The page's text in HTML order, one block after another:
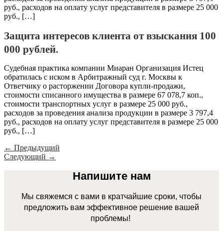
руб., расходов на оплату услуг представителя в размере 25 000
руб., […]
Защита интересов клиента от взыскания 100
000 рублей.
Судебная практика компании Миаран Организация Истец
обратилась с иском в Арбитражный суд г. Москвы к
Ответчику о расторжении Договора купли-продажи,
стоимости списанного имущества в размере 67 078,7 коп.,
стоимости транспортных услуг в размере 25 000 руб.,
расходов за проведения анализа продукции в размере 3 797,4
руб., расходов на оплату услуг представителя в размере 25 000
руб., […]
← Предыдущий
Следующий →
Напишите нам
Мы свяжемся с вами в кратчайшие сроки, чтобы
предложить вам эффективное решение вашей
проблемы!